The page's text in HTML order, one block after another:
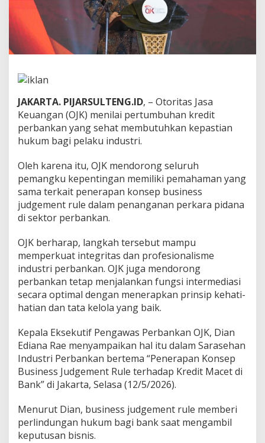
n
K
r
e
d
r
b
a
n
k
n
B
u
t
u
h
a
n
K
e
p
a
s
i
a
n
H
u
u
b
a
JAKARTA. PIJARSULTENG.ID, – Otoritas Jasa
Keuangan (OJK) menilai pertumbuhan kredit
perbankan yang sehat membutuhkan kepastian
hukum bagi pelaku industri.
Oleh karena itu, OJK mendorong seluruh
pemangku kepentingan memiliki pemahaman yang
sama terkait penerapan konsep business
judgement rule dalam penanganan perkara pidana
di sektor perbankan.
OJK berharap, langkah tersebut mampu
memperkuat integritas dan profesionalisme
industri perbankan. OJK juga mendorong
perbankan tetap menjalankan fungsi intermediasi
secara optimal dengan menerapkan prinsip kehati-
hatian dan tata kelola yang baik.
Kepala Eksekutif Pengawas Perbankan OJK, Dian
Ediana Rae menyampaikan hal itu dalam Sarasehan
Industri Perbankan bertema “Penerapan Konsep
Business Judgement Rule terhadap Kredit Macet di
Bank” di Jakarta, Selasa (12/5/2026).
Menurut Dian, business judgement rule memberi
perlindungan hukum bagi bank saat mengambil
keputusan bisnis.